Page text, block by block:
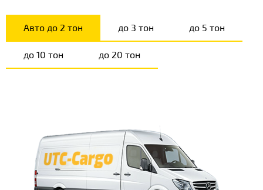
Авто до 2 тон до 3 тон до 5 тон
до 10 тон до 20 тон